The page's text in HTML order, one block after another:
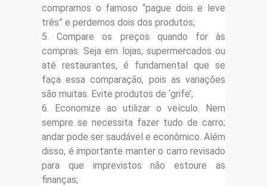
compramos o famoso “pague dois e leve
três” e perdemos dois dos produtos;
5. Compare os preços quando for às
compras. Seja em lojas, supermercados ou
até restaurantes, é fundamental que se
faça essa comparação, pois as variações
são muitas. Evite produtos de ‘grife’;
6. Economize ao utilizar o veículo. Nem
sempre se necessita fazer tudo de carro;
andar pode ser saudável e econômico. Além
disso, é importante manter o carro revisado
para que imprevistos não estoure as
finanças;